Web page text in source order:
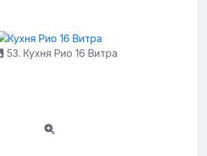
53. Кухня Рио 16 Витра